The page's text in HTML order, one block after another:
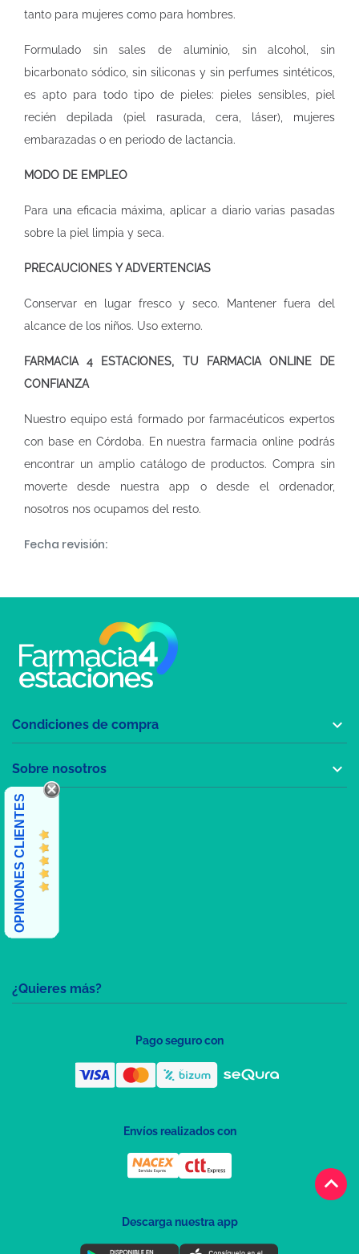
tanto para mujeres como para hombres.
Formulado sin sales de aluminio, sin alcohol, sin
bicarbonato sódico, sin siliconas y sin perfumes sintéticos,
es apto para todo tipo de pieles: pieles sensibles, piel
recién depilada (piel rasurada, cera, láser), mujeres
embarazadas o en periodo de lactancia.
MODO DE EMPLEO
Para una eficacia máxima, aplicar a diario varias pasadas
sobre la piel limpia y seca.
PRECAUCIONES Y ADVERTENCIAS
Conservar en lugar fresco y seco. Mantener fuera del
alcance de los niños. Uso externo.
FARMACIA 4 ESTACIONES, TU FARMACIA ONLINE DE
CONFIANZA
Nuestro equipo está formado por farmacéuticos expertos
con base en Córdoba. En nuestrafarmacia online podrás
encontrar un amplio catálogo de productos. Compra sin
moverte desde nuestra app o desde el ordenador,
nosotros nos ocupamos del resto.
Fecha revisión:
keyboard_arrow_up
¿Quieres más?
Condiciones de compra 
Sobre nosotros 
OPINIONES CLIENTES
Pago seguro con
Envíos realizados con
Descarga nuestra app